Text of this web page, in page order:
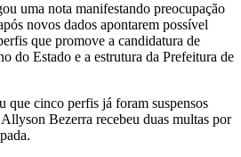
uma nota manifestando preocupação
novos dados apontarem possível
que promove a candidatura de
do Estado e a estrutura da Prefeitura de
que cinco perfis já foram suspensos
Bezerra recebeu duas multas por